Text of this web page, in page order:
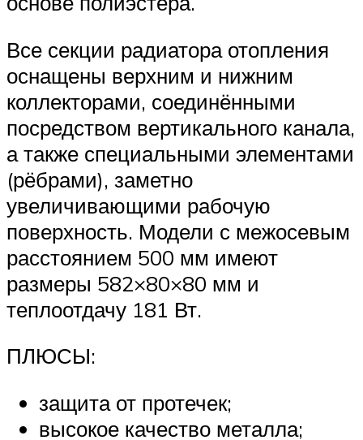
Все секции радиатора отопления
оснащены верхним и нижним
коллекторами, соединёнными
посредством вертикального канала,
а также специальными элементами
(рёбрами), заметно
увеличивающими рабочую
поверхность. Модели с межосевым
расстоянием 500 мм имеют
размеры 582×80×80 мм и
теплоотдачу 181 Вт.
ПЛЮСЫ:
защита от протечек;
высокое качество металла;